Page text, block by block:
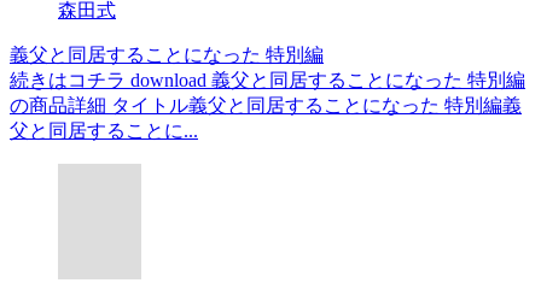
森田式
義父と同居することになった 特別編
続きはコチラ download 義父と同居することになった 特別編
の商品詳細 タイトル義父と同居することになった 特別編義
父と同居することに...